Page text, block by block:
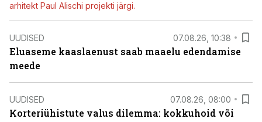
arhitekt Paul Alischi projekti järgi.
UUDISED 07.08.26, 10:38
Eluaseme kaaslaenust saab maaelu edendamise
meede
UUDISED 07.08.26, 08:00
Korteriühistute valus dilemma: kokkuhoid või